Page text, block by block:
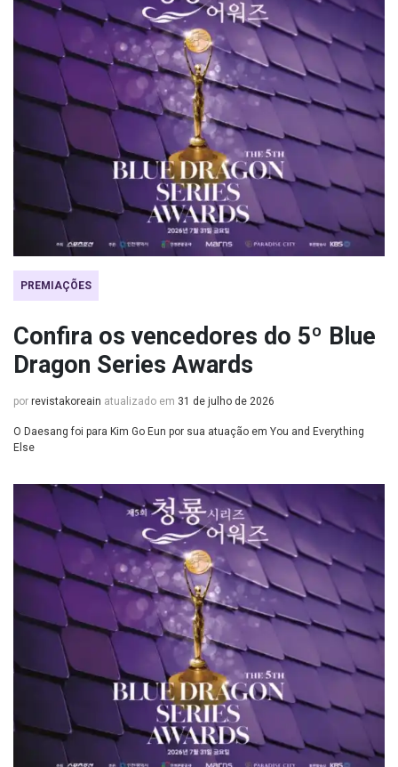
PREMIAÇÕES
Confira os vencedores do 5º Blue
Dragon Series Awards
por revistakoreain atualizado em 31 de julho de 2026
O Daesang foi para Kim Go Eun por sua atuação em You and Everything
Else